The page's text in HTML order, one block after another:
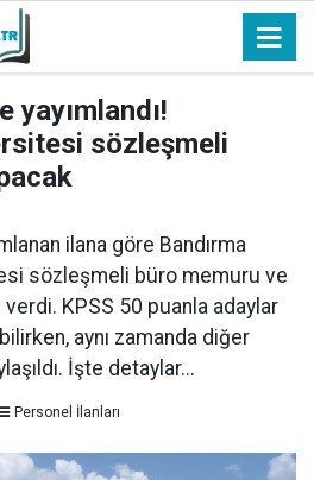
yayımlandı!
sözleşmeli
ilana göre Bandırma
sözleşmeli büro memuru ve
verdi. KPSS 50 puanla adaylar
aynı zamanda diğer
İşte detaylar...
Personel İlanları